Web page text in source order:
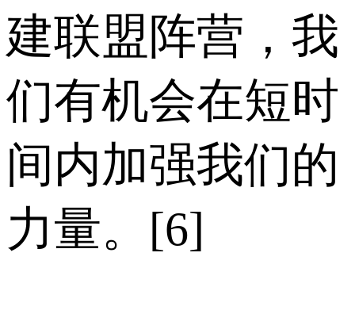
建联盟阵营，我
们有机会在短时
间内加强我们的
力量。[6]